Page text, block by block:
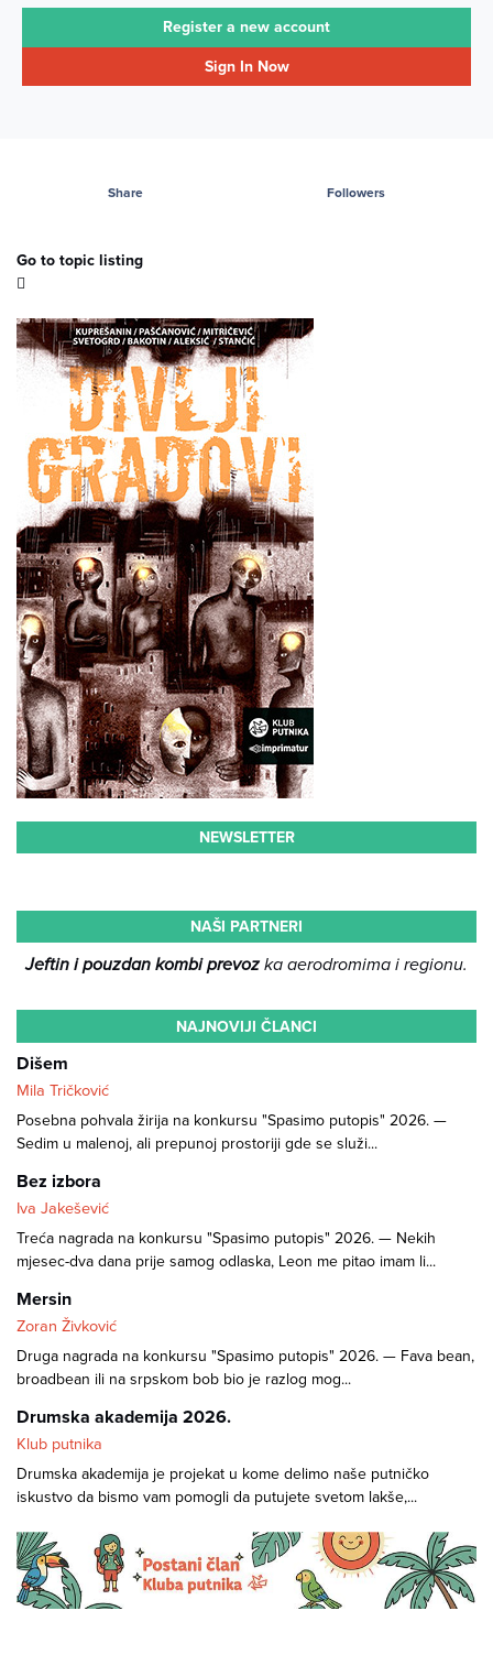
Register a new account
Sign In Now
Share Followers
Go to topic listing
NEWSLETTER
NAŠI PARTNERI
Jeftin i pouzdan kombi prevozka aerodromima i regionu.
NAJNOVIJI ČLANCI
Dišem
Mila Tričković
Posebna pohvala žirija na konkursu "Spasimo putopis" 2026. —
Sedim u malenoj, ali prepunoj prostoriji gde se služi...
Bez izbora
Iva Jakešević
Treća nagrada na konkursu "Spasimo putopis" 2026. — Nekih
mjesec-dva dana prije samog odlaska, Leon me pitao imam li...
Mersin
Zoran Živković
Druga nagrada na konkursu "Spasimo putopis" 2026. — Fava bean,
broadbean ili na srpskom bob bio je razlog mog...
Drumska akademija 2026.
Klub putnika
Drumska akademija je projekat u kome delimo naše putničko
iskustvo da bismo vam pomogli da putujete svetom lakše,...